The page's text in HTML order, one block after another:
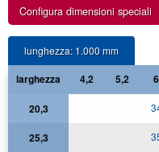
Configura dimensioni speciali
lunghezza: 1.000 mm
larghezza 4,2 5,2
20,3
25,3